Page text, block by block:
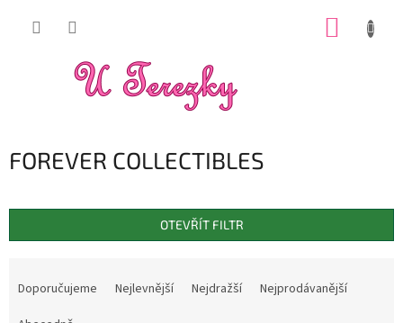
FOREVER COLLECTIBLES
OTEVŘÍT FILTR
Doporučujeme Nejlevnější Nejdražší
Nejprodávanější